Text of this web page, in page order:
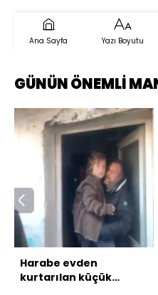
Ana Sayfa Yazı Boyutu
GÜNÜN ÖNEMLİ
Harabe evden
kurtarılan küçük